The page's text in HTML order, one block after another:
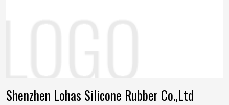
Shenzhen Lohas Silicone Rubber Co.,Ltd